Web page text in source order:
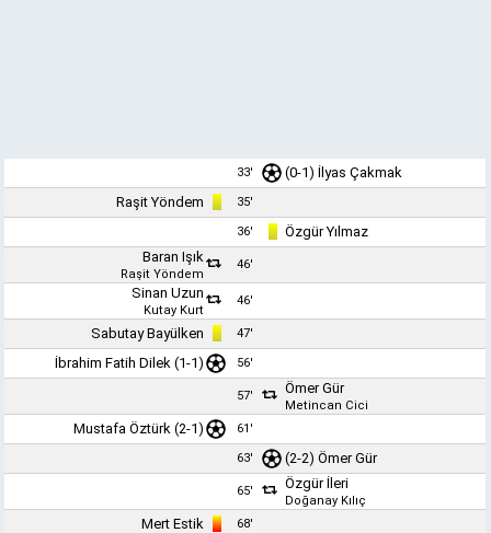
33' (0-1)İlyas Çakmak
Raşit Yöndem
35'
36'
Özgür Yılmaz
Baran Işık
Raşit Yöndem
46'
Sinan Uzun
Kutay Kurt
46'
Sabutay Bayülken 47'
İbrahim Fatih Dilek (1-1) 56'
57' Ömer Gür
Metincan Cici
Mustafa Öztürk (2-1) 61'
63' (2-2)Ömer Gür
65' Özgür İleri
Doğanay Kılıç
Mert Estik 68'